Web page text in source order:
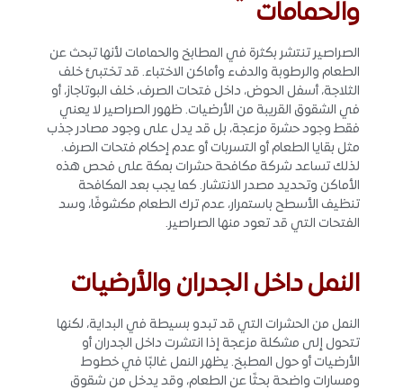
والحمامات
الصراصير تنتشر بكثرة في المطابخ والحمامات لأنها تبحث عن
الطعام والرطوبة والدفء وأماكن الاختباء. قد تختبئ خلف
الثلاجة، أسفل الحوض، داخل فتحات الصرف، خلف البوتاجاز، أو
في الشقوق القريبة من الأرضيات. ظهور الصراصير لا يعني
فقط وجود حشرة مزعجة، بل قد يدل على وجود مصادر جذب
مثل بقايا الطعام أو التسربات أو عدم إحكام فتحات الصرف.
لذلك تساعد شركة مكافحة حشرات بمكة على فحص هذه
الأماكن وتحديد مصدر الانتشار. كما يجب بعد المكافحة
تنظيف الأسطح باستمرار، عدم ترك الطعام مكشوفًا، وسد
الفتحات التي قد تعود منها الصراصير.
النمل داخل الجدران والأرضيات
النمل من الحشرات التي قد تبدو بسيطة في البداية، لكنها
تتحول إلى مشكلة مزعجة إذا انتشرت داخل الجدران أو
الأرضيات أو حول المطبخ. يظهر النمل غالبًا في خطوط
ومسارات واضحة بحثًا عن الطعام، وقد يدخل من شقوق